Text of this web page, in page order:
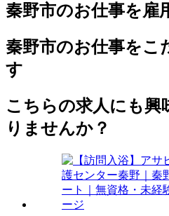
秦野市のお仕事を雇
秦野市のお仕事をこ
す
こちらの求人にも興
りませんか？